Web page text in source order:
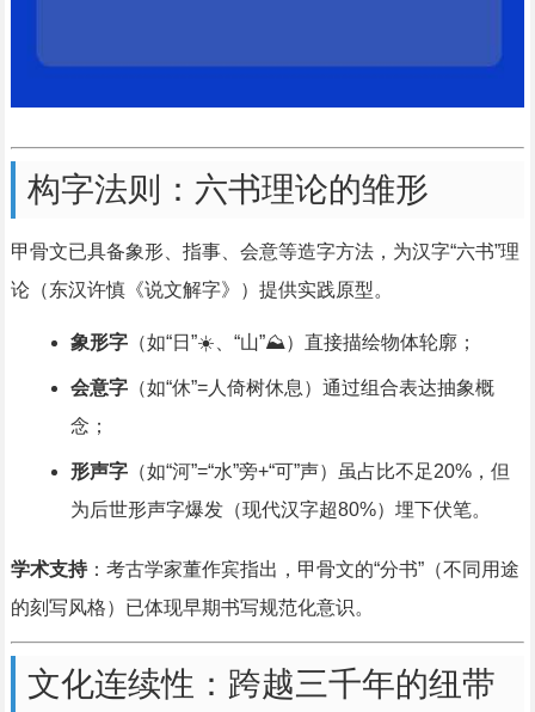
构字法则：六书理论的雏形
甲骨文已具备象形、指事、会意等造字方法，为汉字“六书”理
论（东汉许慎《说文解字》）提供实践原型。
象形字（如“日”☀️、“山”⛰️）直接描绘物体轮廓；
会意字（如“休”=人倚树休息）通过组合表达抽象概
念；
形声字（如“河”=“水”旁+“可”声）虽占比不足20%，但
为后世形声字爆发（现代汉字超80%）埋下伏笔。
学术支持：考古学家董作宾指出，甲骨文的“分书”（不同用途
的刻写风格）已体现早期书写规范化意识。
文化连续性：跨越三千年的纽带